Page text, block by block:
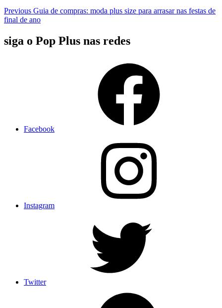
Previous Guia de compras: moda plus size para arrasar nas festas de
final de ano
siga o Pop Plus nas redes
Facebook
Instagram
Twitter